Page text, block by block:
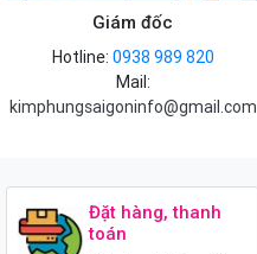
Giám đốc
Hotline: 0938 989 820
Mail:
kimphungsaigoninfo@gmail.com
Đặt hàng, thanh
toán